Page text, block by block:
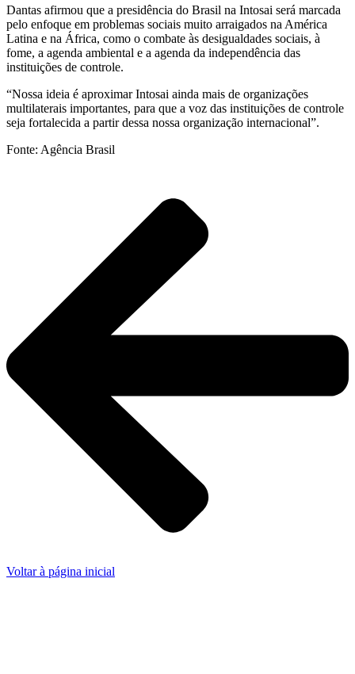
Dantas afirmou que a presidência do Brasil na Intosai será marcada
pelo enfoque em problemas sociais muito arraigados na América
Latina e na África, como o combate às desigualdades sociais, à
fome, a agenda ambiental e a agenda da independência das
instituições de controle.
“Nossa ideia é aproximar Intosai ainda mais de organizações
multilaterais importantes, para que a voz das instituições de controle
seja fortalecida a partir dessa nossa organização internacional”.
Fonte: Agência Brasil
Voltar à página inicial